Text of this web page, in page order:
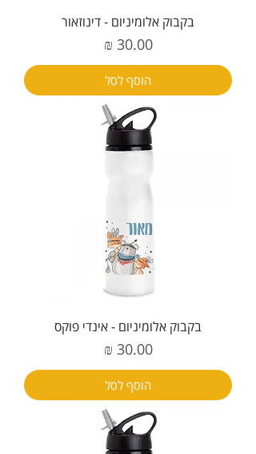
בקבוק אלומיניום - דינוזאור
מחיר‏30.00 ‏₪
הוסף לסל
בקבוק אלומיניום - אינדי פוקס
מחיר‏30.00 ‏₪
הוסף לסל